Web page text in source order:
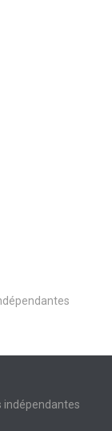
indépendantes